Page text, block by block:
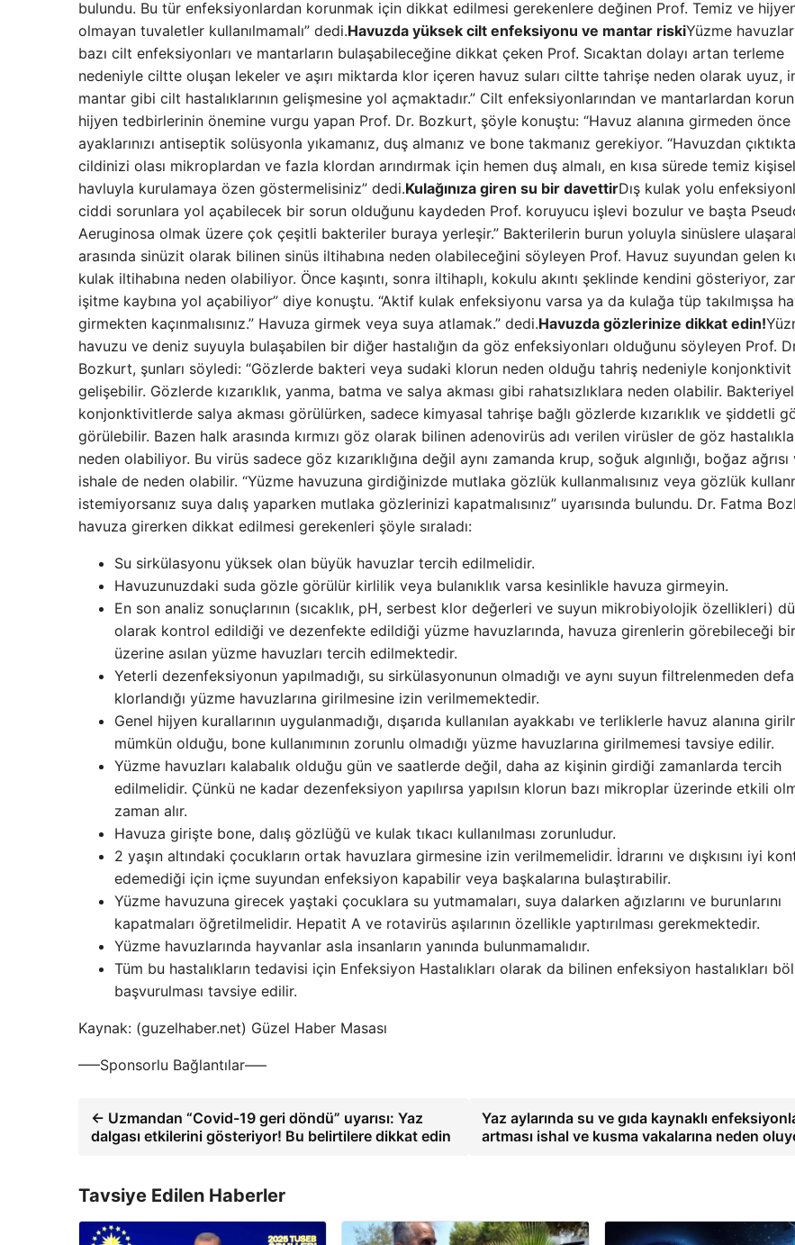
bulundu. Bu tür enfeksiyonlardan korunmak için dikkat edilmesi gerekenlere değinen Prof. Temiz ve
olmayan tuvaletler kullanılmamalı” dedi.Havuzda yüksek cilt enfeksiyonu ve mantar riskiYüzme
bazı cilt enfeksiyonları ve mantarların bulaşabileceğine dikkat çeken Prof. Sıcaktan dolayı artan terleme
nedeniyle ciltte oluşan lekeler ve aşırı miktarda klor içeren havuz suları ciltte tahrişe neden olarak uyuz,
mantar gibi cilt hastalıklarının gelişmesine yol açmaktadır.” Cilt enfeksiyonlarından ve mantarlardan
hijyen tedbirlerinin önemine vurgu yapan Prof. Dr. Bozkurt, şöyle konuştu: “Havuz alanına girmeden önce
ayaklarınızı antiseptik solüsyonla yıkamanız, duş almanız ve bone takmanız gerekiyor. “Havuzdan
cildinizi olası mikroplardan ve fazla klordan arındırmak için hemen duş almalı, en kısa sürede temiz kişisel
havluyla kurulamaya özen göstermelisiniz” dedi.Kulağınıza giren su bir davettirDış kulak yolu
ciddi sorunlara yol açabilecek bir sorun olduğunu kaydeden Prof. koruyucu işlevi bozulur ve başta
Aeruginosa olmak üzere çok çeşitli bakteriler buraya yerleşir.” Bakterilerin burun yoluyla sinüslere
arasında sinüzit olarak bilinen sinüs iltihabına neden olabileceğini söyleyen Prof. Havuz suyundan gelen
kulak iltihabına neden olabiliyor. Önce kaşıntı, sonra iltihaplı, kokulu akıntı şeklinde kendini gösteriyor,
işitme kaybına yol açabiliyor” diye konuştu. “Aktif kulak enfeksiyonu varsa ya da kulağa tüp takılmışsa
girmekten kaçınmalısınız.” Havuza girmek veya suya atlamak.” dedi.Havuzda gözlerinize dikkat edin!
havuzu ve deniz suyuyla bulaşabilen bir diğer hastalığın da göz enfeksiyonları olduğunu söyleyen Prof.
Bozkurt, şunları söyledi: “Gözlerde bakteri veya sudaki klorun neden olduğu tahriş nedeniyle konjonktivit
gelişebilir. Gözlerde kızarıklık, yanma, batma ve salya akması gibi rahatsızlıklara neden olabilir. Bakteriyel
konjonktivitlerde salya akması görülürken, sadece kimyasal tahrişe bağlı gözlerde kızarıklık ve şiddetli
görülebilir. Bazen halk arasında kırmızı göz olarak bilinen adenovirüs adı verilen virüsler de göz
neden olabiliyor. Bu virüs sadece göz kızarıklığına değil aynı zamanda krup, soğuk algınlığı, boğaz ağrısı
ishale de neden olabilir. “Yüzme havuzuna girdiğinizde mutlaka gözlük kullanmalısınız veya gözlük
istemiyorsanız suya dalış yaparken mutlaka gözlerinizi kapatmalısınız” uyarısında bulundu. Dr. Fatma
havuza girerken dikkat edilmesi gerekenleri şöyle sıraladı:
Su sirkülasyonu yüksek olan büyük havuzlar tercih edilmelidir.
Havuzunuzdaki suda gözle görülür kirlilik veya bulanıklık varsa kesinlikle havuza girmeyin.
En son analiz sonuçlarının (sıcaklık, pH, serbest klor değerleri ve suyun mikrobiyolojik özellikleri)
olarak kontrol edildiği ve dezenfekte edildiği yüzme havuzlarında, havuza girenlerin görebileceği
üzerine asılan yüzme havuzları tercih edilmektedir.
Yeterli dezenfeksiyonun yapılmadığı, su sirkülasyonunun olmadığı ve aynı suyun filtrelenmeden
klorlandığı yüzme havuzlarına girilmesine izin verilmemektedir.
Genel hijyen kurallarının uygulanmadığı, dışarıda kullanılan ayakkabı ve terliklerle havuz alanına
mümkün olduğu, bone kullanımının zorunlu olmadığı yüzme havuzlarına girilmemesi tavsiye edilir.
Yüzme havuzları kalabalık olduğu gün ve saatlerde değil, daha az kişinin girdiği zamanlarda tercih
edilmelidir. Çünkü ne kadar dezenfeksiyon yapılırsa yapılsın klorun bazı mikroplar üzerinde etkili
zaman alır.
Havuza girişte bone, dalış gözlüğü ve kulak tıkacı kullanılması zorunludur.
2 yaşın altındaki çocukların ortak havuzlara girmesine izin verilmemelidir. İdrarını ve dışkısını iyi
edemediği için içme suyundan enfeksiyon kapabilir veya başkalarına bulaştırabilir.
Yüzme havuzuna girecek yaştaki çocuklara su yutmamaları, suya dalarken ağızlarını ve burunlarını
kapatmaları öğretilmelidir. Hepatit A ve rotavirüs aşılarının özellikle yaptırılması gerekmektedir.
Yüzme havuzlarında hayvanlar asla insanların yanında bulunmamalıdır.
Tüm bu hastalıkların tedavisi için Enfeksiyon Hastalıkları olarak da bilinen enfeksiyon hastalıkları
başvurulması tavsiye edilir.
Kaynak: (guzelhaber.net) Güzel Haber Masası
—–Sponsorlu Bağlantılar—–
← Uzmandan “Covid-19 geri döndü” uyarısı: Yaz
dalgası etkilerini gösteriyor! Bu belirtilere dikkat edin
Yaz aylarında su ve gıda kaynaklı
artması ishal ve kusma vakalarına neden
Tavsiye Edilen Haberler